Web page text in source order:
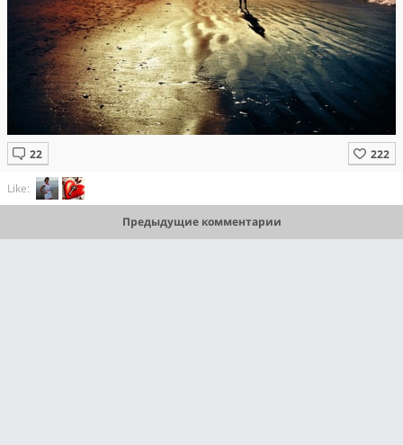
Like:
Предыдущие комментарии